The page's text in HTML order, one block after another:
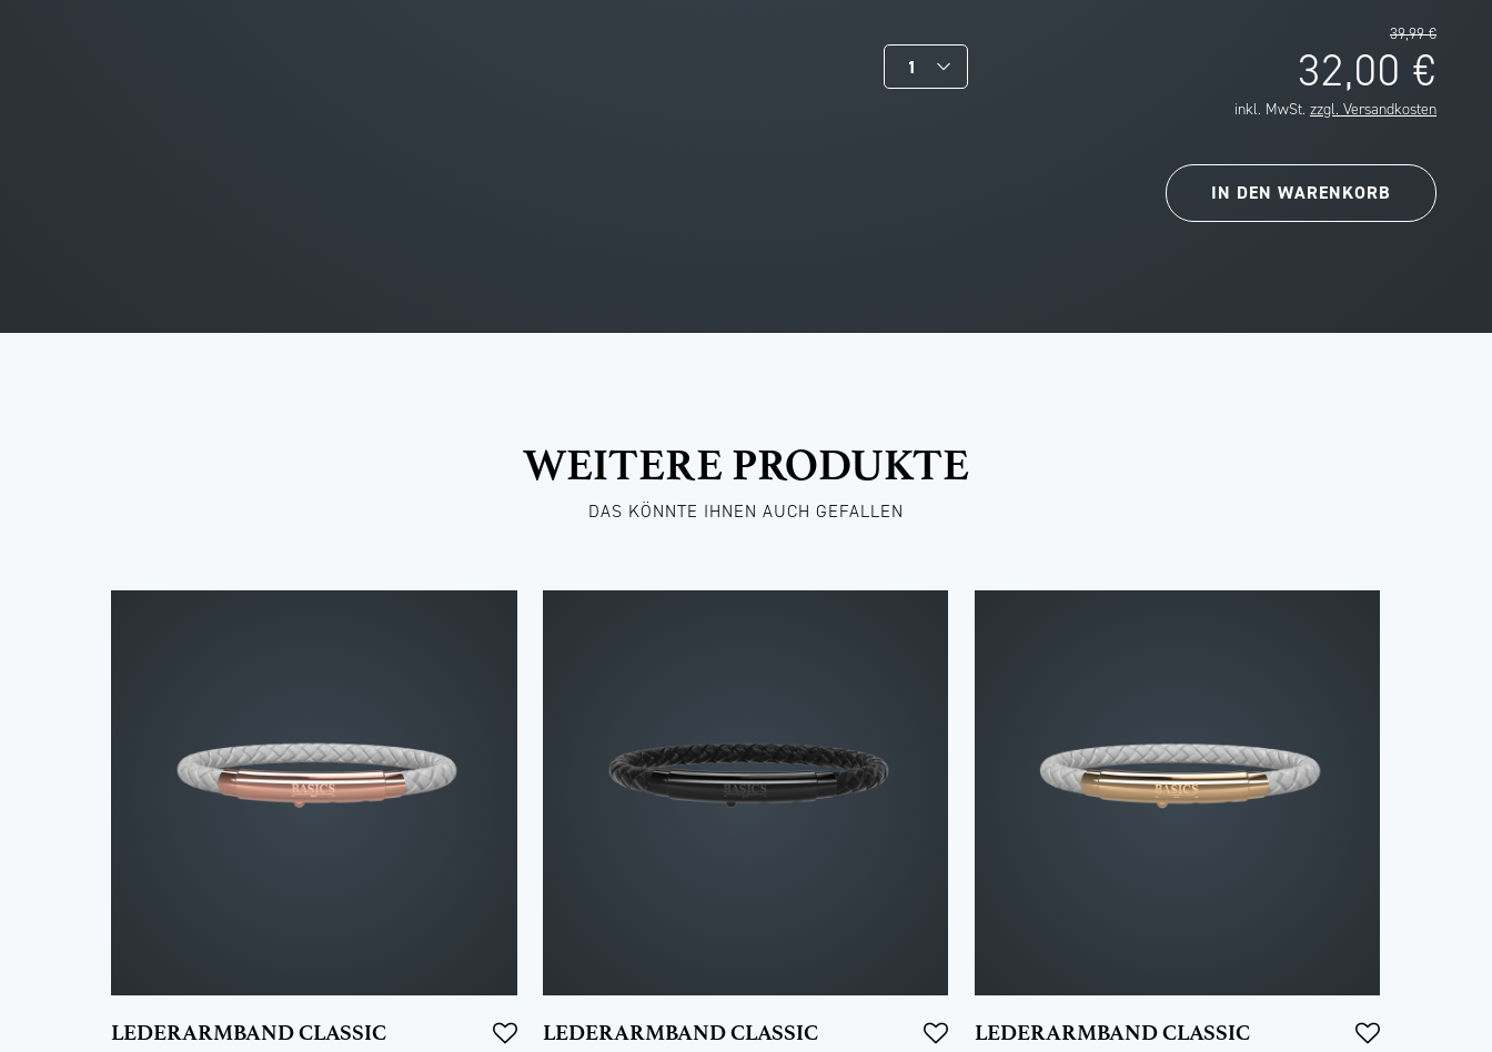
32,00 €
39,99 €
inkl. MwSt. zzgl. Versandkosten
1
IN DEN WARENKORB
WEITERE PRODUKTE
DAS KÖNNTE IHNEN AUCH GEFALLEN
LEDERARMBAND CLASSIC
LEDERARMBAND CLASSIC
LEDERARMBAND CLASSIC